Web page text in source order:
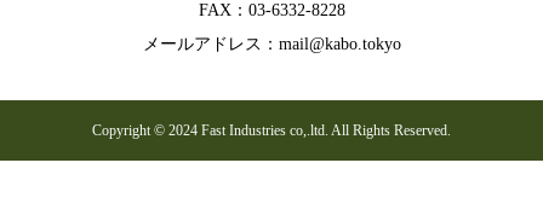
FAX：03-6332-8228
メールアドレス：mail@kabo.tokyo
Copyright © 2024 Fast Industries co,.ltd. All Rights Reserved.